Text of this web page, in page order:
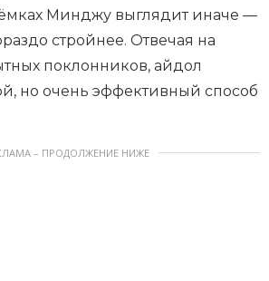
Минджу выглядит иначе —
стройнее. Отвечая на
поклонников, айдол
но очень эффективный способ
– ПРОДОЛЖЕНИЕ НИЖЕ